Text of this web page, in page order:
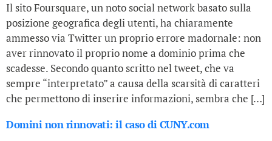
Il sito Foursquare, un noto social network basato sulla
posizione geografica degli utenti, ha chiaramente
ammesso via Twitter un proprio errore madornale: non
aver rinnovato il proprio nome a dominio prima che
scadesse. Secondo quanto scritto nel tweet, che va
sempre “interpretato” a causa della scarsità di caratteri
che permettono di inserire informazioni, sembra che […]
Domini non rinnovati: il caso di CUNY.com